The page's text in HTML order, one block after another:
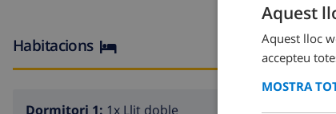
Habitacions
Dormitori 1: 1x Llit doble
Aquest
Aquest lloc
accepteu
MOSTRA